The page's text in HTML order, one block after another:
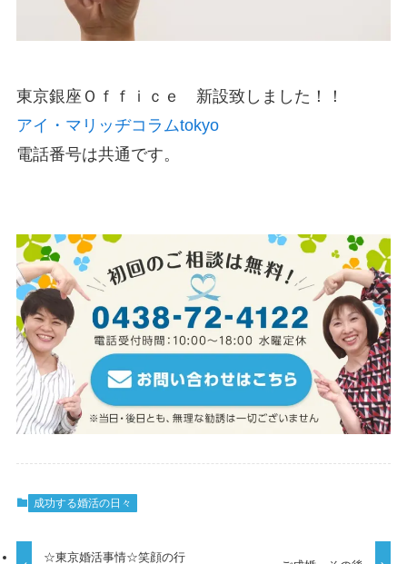
東京銀座Ｏｆｆｉｃｅ 新設致しました！！
アイ・マリッヂコラムtokyo
電話番号は共通です。
成功する婚活の日々
☆東京婚活事情☆笑顔の行